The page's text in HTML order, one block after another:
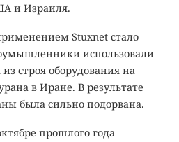
и Израиля.
Stuxnet стало
использовали
строя оборудования на
в Иране. В результате
была сильно подорвана.
прошлого года